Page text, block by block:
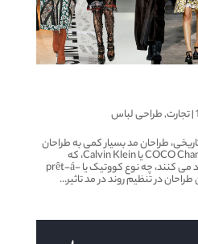
|تجارت,طراحی لباس
طراحان مد بسیار کمی به طراحان
معروف تبدیل شده اند، مانند COCO Chanel یا Calvin Klein، که
مجموعه های معتبر مدرن را ایجاد می کنند، چه نوع کووتیک یا prêt-á-